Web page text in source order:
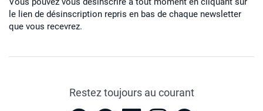
le lien de désinscription repris en bas de chaque newsletter
que vous recevrez.
Restez toujours au courant